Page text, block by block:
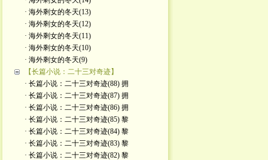
· 海外剩女的冬天(13)
· 海外剩女的冬天(12)
· 海外剩女的冬天(11)
· 海外剩女的冬天(10)
· 海外剩女的冬天(9)
【长篇小说：二十三对奇迹】
· 长篇小说：二十三对奇迹(88) 拥
· 长篇小说：二十三对奇迹(87) 拥
· 长篇小说：二十三对奇迹(86) 拥
· 长篇小说：二十三对奇迹(85) 黎
· 长篇小说：二十三对奇迹(84) 黎
· 长篇小说：二十三对奇迹(83) 黎
· 长篇小说：二十三对奇迹(82) 黎